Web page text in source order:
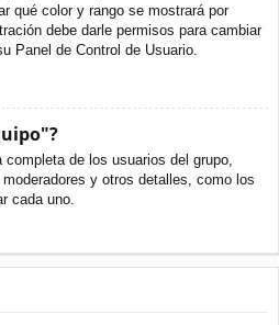
qué color y rango se mostrará por
debe darle permisos para cambiar
Panel de Control de Usuario.
de los usuarios del grupo,
y otros detalles, como los
cada uno.